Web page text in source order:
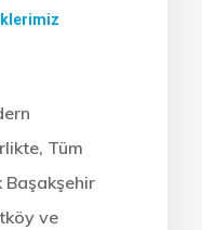
Tüm
Başakşehir
ve